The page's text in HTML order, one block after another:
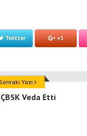
Twitter +1
ÇBSK Veda Etti
Sonraki Yazı